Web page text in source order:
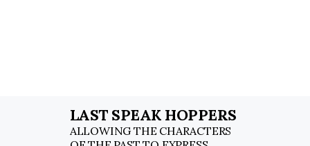
LAST SPEAK HOPPERS
ALLOWING THE CHARACTERS